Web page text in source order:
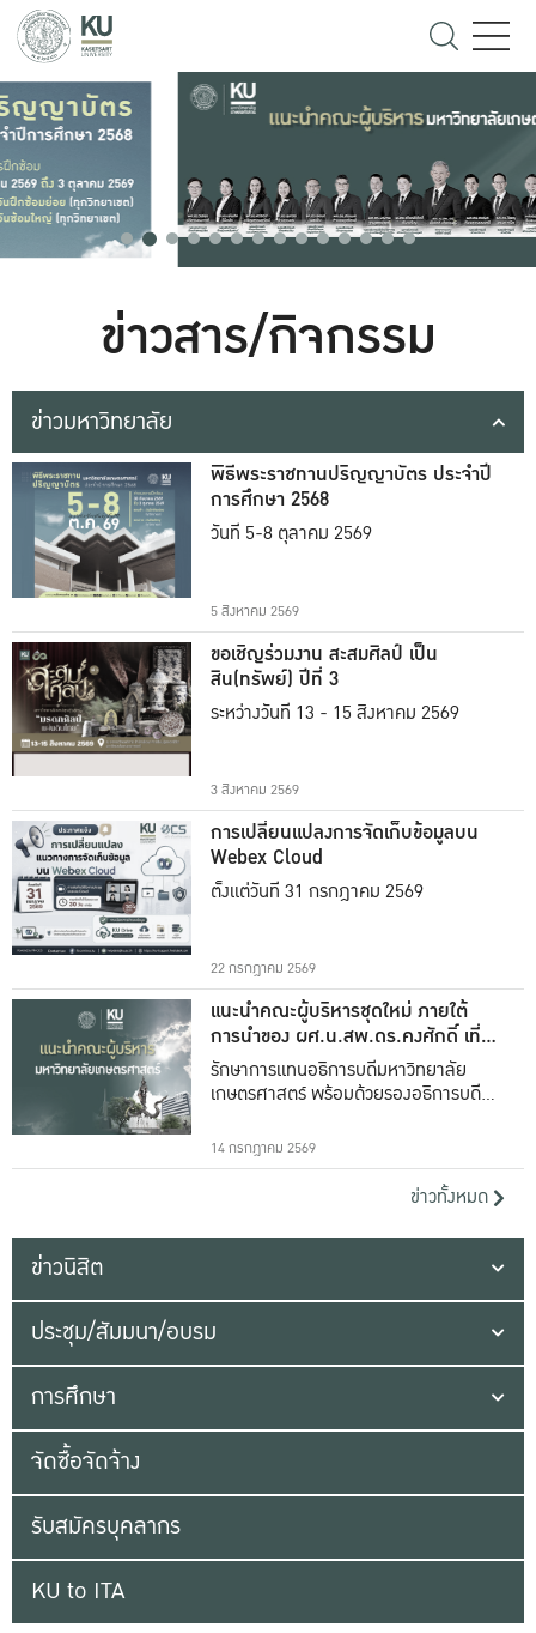
ข่าวสาร/กิจกรรม
ข่าวมหาวิทยาลัย
พิธีพระราชทานปริญญาบัตร ประจำปี
การศึกษา 2568
วันที่ 5-8 ตุลาคม 2569
5 สิงหาคม 2569
ขอเชิญร่วมงาน สะสมศิลป์ เป็น
สิน(ทรัพย์) ปีที่ 3
ระหว่างวันที่ 13 - 15 สิงหาคม 2569
3 สิงหาคม 2569
การเปลี่ยนแปลงการจัดเก็บข้อมูลบน
Webex Cloud
ตั้งแต่วันที่ 31 กรกฎาคม 2569
22 กรกฎาคม 2569
แนะนำคณะผู้บริหารชุดใหม่ ภายใต้
การนำของ ผศ.น.สพ.ดร.คงศักดิ์ เที่ยง
ธรรม
รักษาการแทนอธิการบดีมหาวิทยาลัย
เกษตรศาสตร์ พร้อมด้วยรองอธิการบดีทั้ง
14 กรกฎาคม 2569
ข่าวทั้งหมด
ข่าวนิสิต
ประชุม/สัมมนา/อบรม
การศึกษา
จัดซื้อจัดจ้าง
รับสมัครบุคลากร
KU to ITA